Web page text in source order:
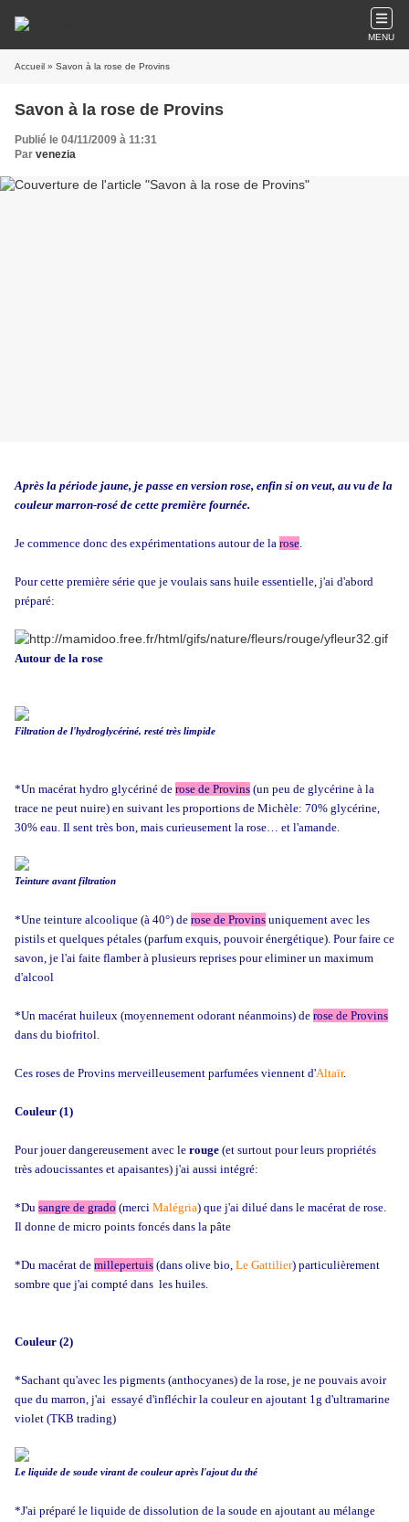
MENU
Accueil » Savon à la rose de Provins
Savon à la rose de Provins
Publié le 04/11/2009 à 11:31
Par venezia
Après la période jaune, je passe en version rose, enfin si on veut, au vu de la
couleur marron-rosé de cette première fournée.
Je commence donc des expérimentations autour de la rose.
Pour cette première série que je voulais sans huile essentielle, j'ai d'abord
préparé:
Autour de la rose
Filtration de l'hydroglycériné, resté très limpide
*Un macérat hydro glycériné de rose de Provins (un peu de glycérine à la
trace ne peut nuire) en suivant les proportions de Michèle: 70% glycérine,
30% eau. Il sent très bon, mais curieusement la rose… et l'amande.
Teinture avant filtration
*Une teinture alcoolique (à 40°) de rose de Provins uniquement avec les
pistils et quelques pétales (parfum exquis, pouvoir énergétique). Pour faire ce
savon, je l'ai faite flamber à plusieurs reprises pour eliminer un maximum
d'alcool
*Un macérat huileux (moyennement odorant néanmoins) de rose de Provins
dans du biofritol.
Ces roses de Provins merveilleusement parfumées viennent d'Altaïr.
Couleur (1)
Pour jouer dangereusement avec le rouge (et surtout pour leurs propriétés
très adoucissantes et apaisantes) j'ai aussi intégré:
*Du sangre de grado (merci Malégria) que j'ai dilué dans le macérat de rose.
Il donne de micro points foncés dans la pâte
*Du macérat de millepertuis (dans olive bio, Le Gattilier) particulièrement
sombre que j'ai compté dans les huiles.
Couleur (2)
*Sachant qu'avec les pigments (anthocyanes) de la rose, je ne pouvais avoir
que du marron, j'ai essayé d'infléchir la couleur en ajoutant 1g d'ultramarine
violet (TKB trading)
Le liquide de soude virant de couleur après l'ajout du thé
*J'ai préparé le liquide de dissolution de la soude en ajoutant au mélange